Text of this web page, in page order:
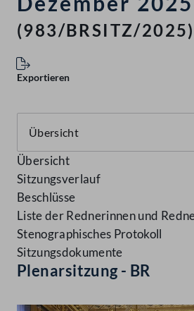
(983/BRSITZ/2025)
Exportieren
Übersicht
Sitzungsverlauf
Beschlüsse
Liste der Rednerinnen und
Stenographisches Protokoll
Sitzungsdokumente
Plenarsitzung - BR